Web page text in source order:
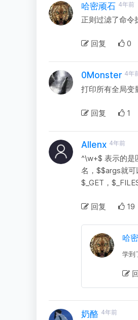
哈密顽石 4年前
正则过滤了命令
回复 0
0Monster 4年
打印所有全局变
回复 1
Allenx 4年前
^\w+$ 表示的是
名，$$args就可
$_GET，
回复 19
哈
学到
奶酪 4年前